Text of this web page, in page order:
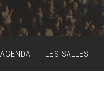
AGENDA LES SALLES